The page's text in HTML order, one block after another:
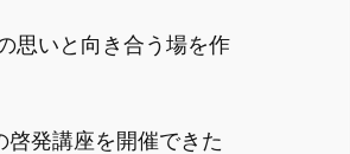
思いと向き合う場を作
発講座を開催できた